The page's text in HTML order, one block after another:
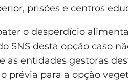
prisões e centros
o desperdício
SNS desta opção caso
as entidades gestoras
prévia para a opção